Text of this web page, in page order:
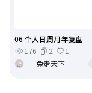
06 个人日周月年复盘
176
2
1
一兔走天下